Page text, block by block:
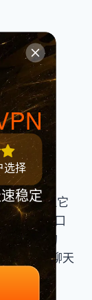
生，但它
户不错的口
天服务的
的即时聊天
选择
稳定